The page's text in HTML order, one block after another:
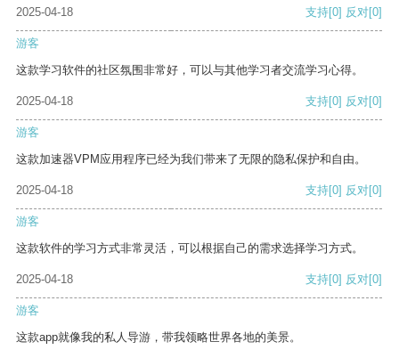
2025-04-18 支持[0] 反对[0]
游客
这款学习软件的社区氛围非常好，可以与其他学习者交流学习心得。
2025-04-18 支持[0] 反对[0]
游客
这款加速器VPM应用程序已经为我们带来了无限的隐私保护和自由。
2025-04-18 支持[0] 反对[0]
游客
这款软件的学习方式非常灵活，可以根据自己的需求选择学习方式。
2025-04-18 支持[0] 反对[0]
游客
这款app就像我的私人导游，带我领略世界各地的美景。